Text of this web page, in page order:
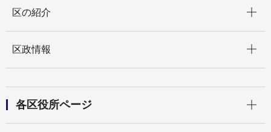
区の紹介
区政情報
各区役所ページ